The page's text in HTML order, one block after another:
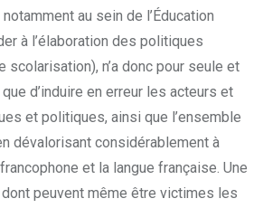
au sein de l’Éducation
à l’élaboration des politiques
scolarisation), n’a donc pour seule et
d’induire en erreur les acteurs et
et politiques, ainsi que l’ensemble
dévalorisant considérablement à
et la langue française. Une
dont peuvent même être victimes les